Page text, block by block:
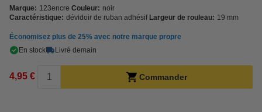
Marque: 123encre Couleur: noir
Caractéristique: dévidoir de ruban adhésif Largeur de rouleau: 19 mm
Économisez plus de 25% avec notre marque propre
En stock
Livré demain
4,95 € Commander